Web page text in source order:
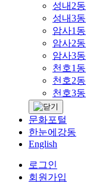
성내2동
성내3동
암사1동
암사2동
암사3동
천호1동
천호2동
천호3동
문화포털
한눈에강동
English
로그인
회원가입